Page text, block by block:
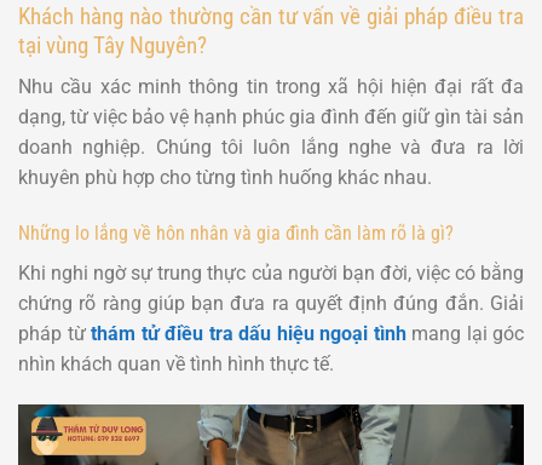
Khách hàng nào thường cần tư vấn về giải pháp điều tra
tại vùng Tây Nguyên?
Nhu cầu xác minh thông tin trong xã hội hiện đại rất đa
dạng, từ việc bảo vệ hạnh phúc gia đình đến giữ gìn tài sản
doanh nghiệp. Chúng tôi luôn lắng nghe và đưa ra lời
khuyên phù hợp cho từng tình huống khác nhau.
Những lo lắng về hôn nhân và gia đình cần làm rõ là gì?
Khi nghi ngờ sự trung thực của người bạn đời, việc có bằng
chứng rõ ràng giúp bạn đưa ra quyết định đúng đắn. Giải
pháp từ thám tử điều tra dấu hiệu ngoại tìnhmang lại góc
nhìn khách quan về tình hình thực tế.